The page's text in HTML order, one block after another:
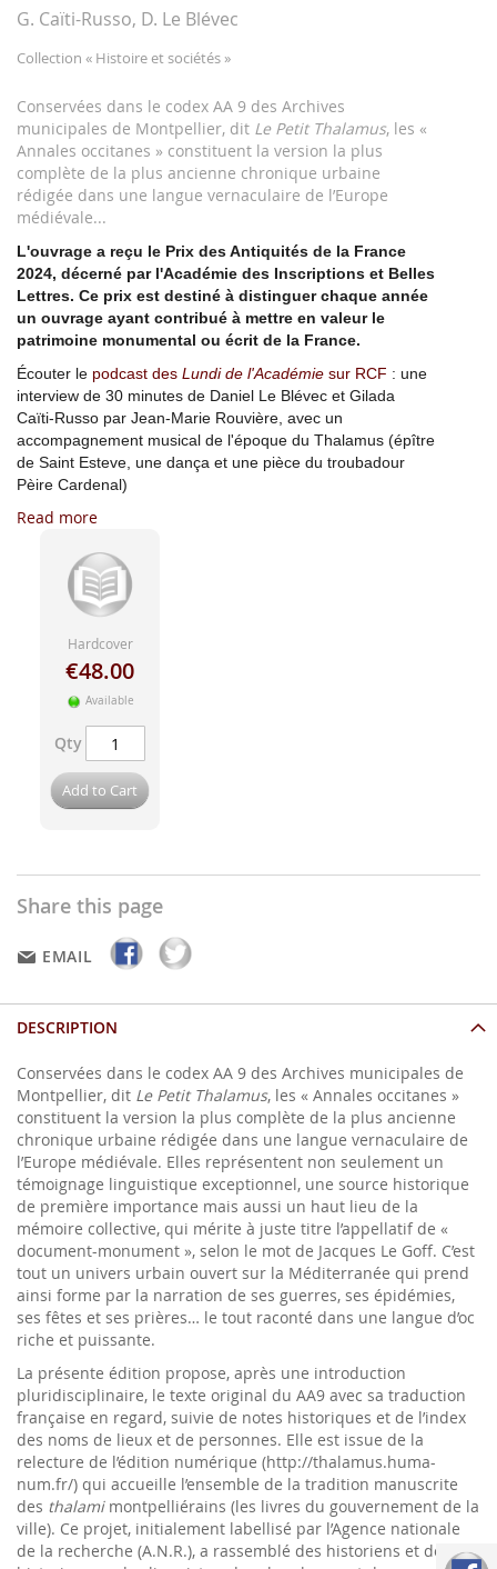
beginning
the
gallery
G. Caïti-Russo, D. Le Blévec
Collection « Histoire et sociétés »
Conservées dans le codex AA 9 des Archives
municipales de Montpellier, dit Le Petit Thalamus, les «
Annales occitanes » constituent la version la plus
complète de la plus ancienne chronique urbaine
rédigée dans une langue vernaculaire de l’Europe
médiévale...
L'ouvrage a reçu le Prix des Antiquités de la France
2024, décerné par l'Académie des Inscriptions et Belles
Lettres. Ce prix est destiné à distinguer chaque année
un ouvrage ayant contribué à mettre en valeur le
patrimoine monumental ou écrit de la France.
Écouter le podcast des Lundi de l'Académie sur RCF : une
interview de 30 minutes de Daniel Le Blévec et Gilada
Caïti-Russo par Jean-Marie Rouvière, avec un
accompagnement musical de l'époque du Thalamus (épître
de Saint Esteve, une dança et une pièce du troubadour
Pèire Cardenal)
Read more
Hardcover
€48.00
Available
Qty
Add to Cart
Share this page
EMAIL
DESCRIPTION
Conservées dans le codex AA 9 des Archives municipales de
Montpellier, dit Le Petit Thalamus, les « Annales occitanes »
constituent la version la plus complète de la plus ancienne
chronique urbaine rédigée dans une langue vernaculaire de
l’Europe médiévale. Elles représentent non seulement un
témoignage linguistique exceptionnel, une source historique
de première importance mais aussi un haut lieu de la
mémoire collective, qui mérite à juste titre l’appellatif de «
document-monument », selon le mot de Jacques Le Goff. C’est
tout un univers urbain ouvert sur la Méditerranée qui prend
ainsi forme par la narration de ses guerres, ses épidémies,
ses fêtes et ses prières… le tout raconté dans une langue d’oc
riche et puissante.
La présente édition propose, après une introduction
pluridisciplinaire, le texte original du AA9 avec sa traduction
française en regard, suivie de notes historiques et de l’index
des noms de lieux et de personnes. Elle est issue de la
relecture de l’édition numérique (http://thalamus.huma-
num.fr/) qui accueille l’ensemble de la tradition manuscrite
des thalamimontpelliérains (les livres du gouvernement de la
ville). Ce projet, initialement labellisé par l’Agence nationale
de la recherche (A.N.R.), a rassemblé des historiens et des